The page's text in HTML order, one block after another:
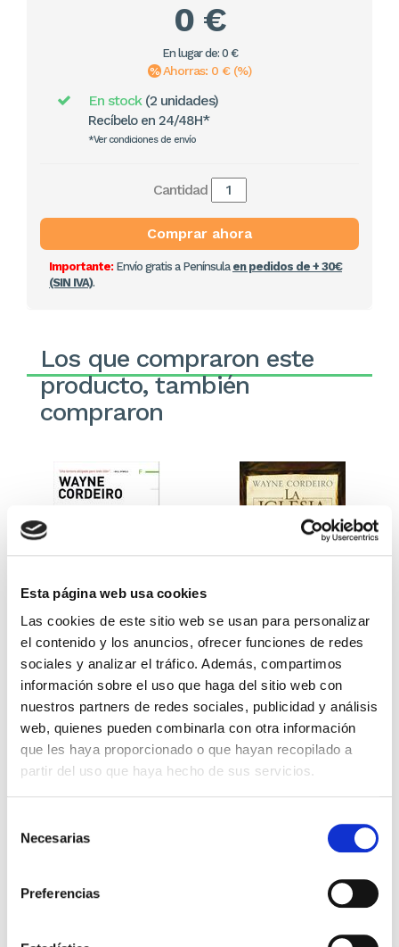
Esta página web usa cookies
Las cookies de este sitio web se usan para personalizar
el contenido y los anuncios, ofrecer funciones de redes
sociales y analizar el tráfico. Además, compartimos
información sobre el uso que haga del sitio web con
nuestros partners de redes sociales, publicidad y análisis
web, quienes pueden combinarla con otra información
que les haya proporcionado o que hayan recopilado a
partir del uso que haya hecho de sus servicios.
Necesarias
Preferencias
0 €
En lugar de: 0 €
Ahorras: 0 € (%)
En stock (2 unidades)
Recíbelo en 24/48H*
*Ver condiciones de envío
Cantidad
Comprar ahora
Importante:Envío gratis a Península en pedidos de + 30€
(SIN IVA).
Los que compraron este
producto, también
compraron
Andar con el tanque vacio
Wayne Cordeiro
14,99€ 0,75€ (5%)
14,24€
Stock:-
La iglesia como un equipo
Cordeiro
13,99€ 0,70€ (5%)
13,29€
Stock:-